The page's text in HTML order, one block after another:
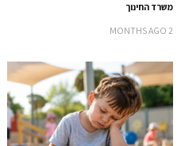
משרד החינוך
2 MONTHS AGO